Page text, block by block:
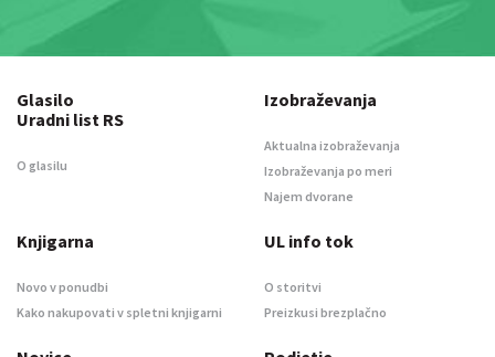
Glasilo
Uradni list RS
O glasilu
Izobraževanja
Aktualna izobraževanja
Izobraževanja po meri
Najem dvorane
Knjigarna
Novo v ponudbi
Kako nakupovati v spletni knjigarni
UL info tok
O storitvi
Preizkusi brezplačno